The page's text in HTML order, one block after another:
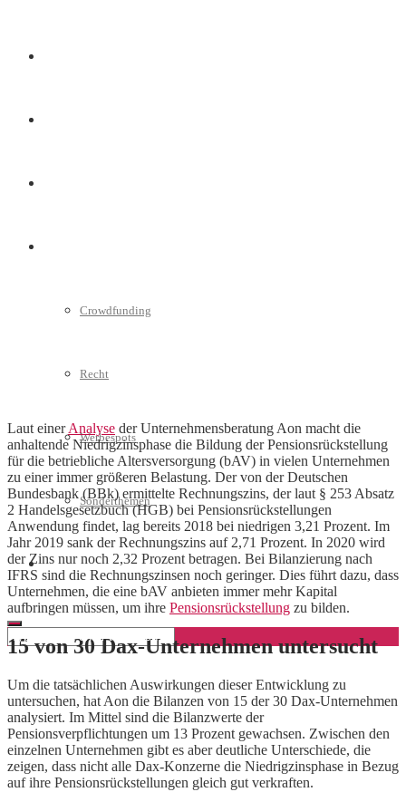
Crowdfunding
Recht
Werbespots
Sonderthemen
Geschäftskonto eröffnen
Laut einerAnalyse der Unternehmensberatung Aon macht die
anhaltende Niedrigzinsphase die Bildung der Pensionsrückstellung
für die betriebliche Altersversorgung (bAV) in vielen Unternehmen
zu einer immer größeren Belastung. Der von der Deutschen
Bundesbank (BBk) ermittelte Rechnungszins, der laut § 253 Absatz
2 Handelsgesetzbuch (HGB) bei Pensionsrückstellungen
Anwendung findet, lag bereits 2018 bei niedrigen 3,21 Prozent. Im
Jahr 2019 sank der Rechnungszins auf 2,71 Prozent. In 2020 wird
der Zins nur noch 2,32 Prozent betragen. Bei Bilanzierung nach
IFRS sind die Rechnungszinsen noch geringer. Dies führt dazu, dass
Unternehmen, die eine bAV anbieten immer mehr Kapital
aufbringen müssen, um ihre Pensionsrückstellung zu bilden.
15 von 30 Dax-Unternehmen untersucht
Um die tatsächlichen Auswirkungen dieser Entwicklung zu
untersuchen, hat Aon die Bilanzen von 15 der 30 Dax-Unternehmen
analysiert. Im Mittel sind die Bilanzwerte der
Pensionsverpflichtungen um 13 Prozent gewachsen. Zwischen den
einzelnen Unternehmen gibt es aber deutliche Unterschiede, die
zeigen, dass nicht alle Dax-Konzerne die Niedrigzinsphase in Bezug
auf ihre Pensionsrückstellungen gleich gut verkraften.